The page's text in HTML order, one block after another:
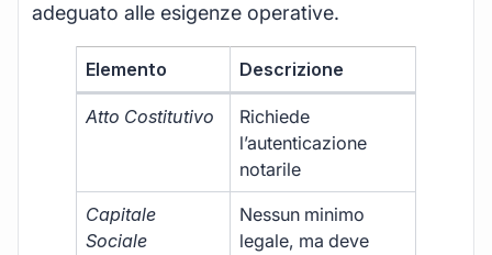
adeguato alle esigenze operative.
Elemento Descrizione
Atto Costitutivo
Richiede
l’autenticazione
notarile
Capitale
Sociale
Nessun minimo
legale, ma deve